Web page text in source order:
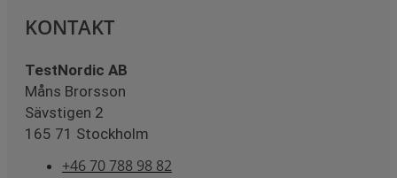
KONTAKT
TestNordic AB
Måns Brorsson
Sävstigen 2
165 71 Stockholm
+46 70 788 98 82